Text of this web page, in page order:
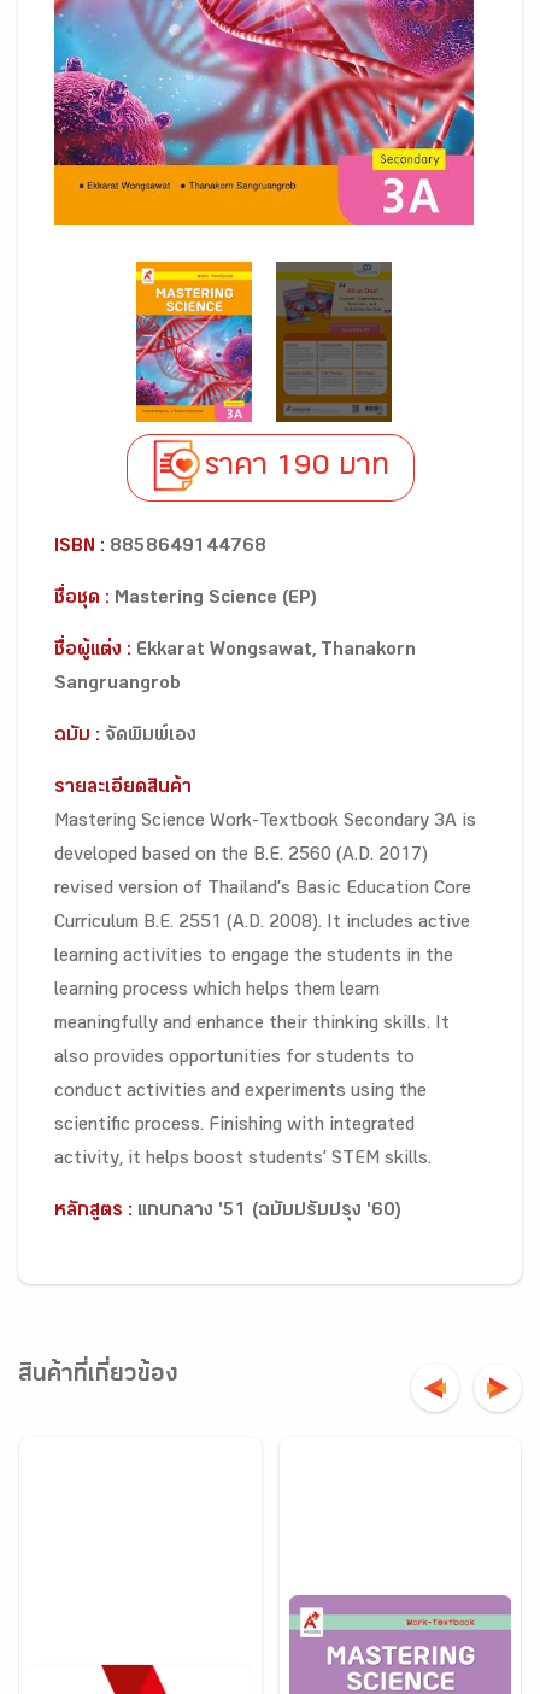
ราคา 190 บาท
ISBN : 8858649144768
ชื่อชุด : Mastering Science (EP)
ชื่อผู้แต่ง :
Sangruangrob
ฉบับ : จัดพิมพ์เอง
รายละเอียดสินค้า
Mastering Science Work-Textbook Secondary 3A is
developed based on the B.E. 2560 (A.D. 2017)
revised version of Thailand’s Basic Education Core
Curriculum B.E. 2551 (A.D. 2008). It includes active
learning activities to engage the students in the
learning process which helps them learn
meaningfully and enhance their thinking skills. It
also provides opportunities for students to
conduct activities and experiments using the
scientific process. Finishing with integrated
activity, it helps boost students’ STEM skills.
หลักสูตร : แกนกลาง '51 (ฉบับปรับปรุง '60)
สินค้าที่เกี่ยวข้อง